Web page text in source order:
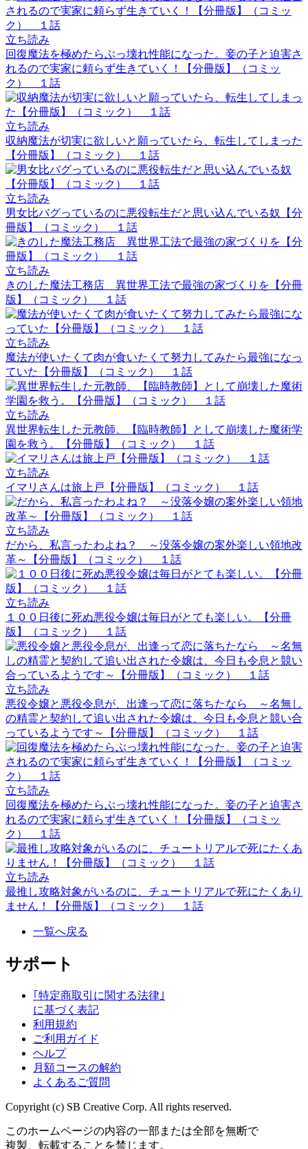
立ち読み
回復魔法を極めたらぶっ壊れ性能になった。妾の子と迫害さ
れるので実家に頼らず生きていく！【分冊版】（コミッ
ク） １話
立ち読み
収納魔法が切実に欲しいと願っていたら、転生してしまった
【分冊版】（コミック） １話
立ち読み
男女比バグっているのに悪役転生だと思い込んでいる奴【分
冊版】（コミック） １話
立ち読み
きのした魔法工務店 異世界工法で最強の家づくりを【分冊
版】（コミック） １話
立ち読み
魔法が使いたくて肉が食いたくて努力してみたら最強になっ
ていた【分冊版】（コミック） １話
立ち読み
異世界転生した元教師、【臨時教師】として崩壊した魔術学
園を救う。【分冊版】（コミック） １話
立ち読み
イマリさんは旅上戸【分冊版】（コミック） １話
立ち読み
だから、私言ったわよね？ ～没落令嬢の案外楽しい領地改
革～【分冊版】（コミック） １話
立ち読み
１００日後に死ぬ悪役令嬢は毎日がとても楽しい。【分冊
版】（コミック） １話
立ち読み
悪役令嬢と悪役令息が、出逢って恋に落ちたなら ～名無し
の精霊と契約して追い出された令嬢は、今日も令息と競い合
っているようです～【分冊版】（コミック） １話
立ち読み
回復魔法を極めたらぶっ壊れ性能になった。妾の子と迫害さ
れるので実家に頼らず生きていく！【分冊版】（コミッ
ク） １話
立ち読み
最推し攻略対象がいるのに、チュートリアルで死にたくあり
ません！【分冊版】（コミック） １話
一覧へ戻る
サポート
｢特定商取引に関する法律｣
に基づく表記
利用規約
ご利用ガイド
ヘルプ
月額コースの解約
よくあるご質問
Copyright (c) SB Creative Corp. All rights reserved.
このホームページの内容の一部または全部を無断で
複製、転載することを禁じます。